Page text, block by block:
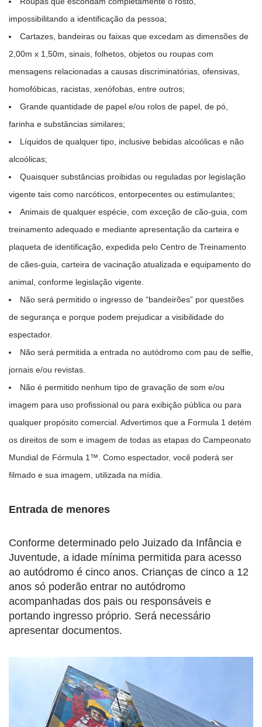
impossibilitando a identificação da pessoa;
Cartazes, bandeiras ou faixas que excedam as dimensões de
2,00m x 1,50m, sinais, folhetos, objetos ou roupas com
mensagens relacionadas a causas discriminatórias, ofensivas,
homofóbicas, racistas, xenófobas, entre outros;
Grande quantidade de papel e/ou rolos de papel, de pó,
farinha e substâncias similares;
Líquidos de qualquer tipo, inclusive bebidas alcoólicas e não
alcoólicas;
Quaisquer substâncias proibidas ou reguladas por legislação
vigente tais como narcóticos, entorpecentes ou estimulantes;
Animais de qualquer espécie, com exceção de cão-guia, com
treinamento adequado e mediante apresentação da carteira e
plaqueta de identificação, expedida pelo Centro de Treinamento
de cães-guia, carteira de vacinação atualizada e equipamento do
animal, conforme legislação vigente.
Não será permitido o ingresso de “bandeirões” por questões
de segurança e porque podem prejudicar a visibilidade do
espectador.
Não será permitida a entrada no autódromo com pau de selfie,
jornais e/ou revistas.
Não é permitido nenhum tipo de gravação de som e/ou
imagem para uso profissional ou para exibição pública ou para
qualquer propósito comercial. Advertimos que a Formula 1 detém
os direitos de som e imagem de todas as etapas do Campeonato
Mundial de Fórmula 1™. Como espectador, você poderá ser
filmado e sua imagem, utilizada na mídia.
Entrada de menores
Conforme determinado pelo Juizado da Infância e
Juventude, a idade mínima permitida para acesso
ao autódromo é cinco anos. Crianças de cinco a 12
anos só poderão entrar no autódromo
acompanhadas dos pais ou responsáveis e
portando ingresso próprio. Será necessário
apresentar documentos.